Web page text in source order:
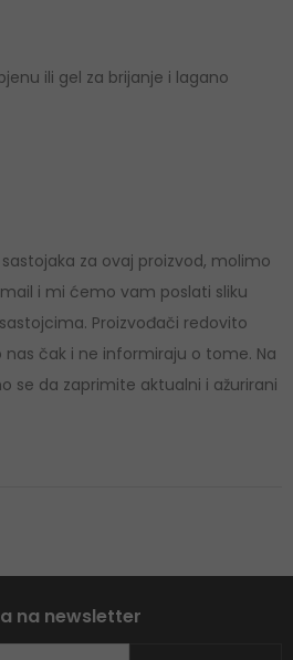
ili gel za brijanje i lagano
za ovaj proizvod, molimo
i mi ćemo vam poslati sliku
Proizvođači redovito
čak i ne informiraju o tome. Na
se da zaprimite aktualni i ažurirani
na newsletter